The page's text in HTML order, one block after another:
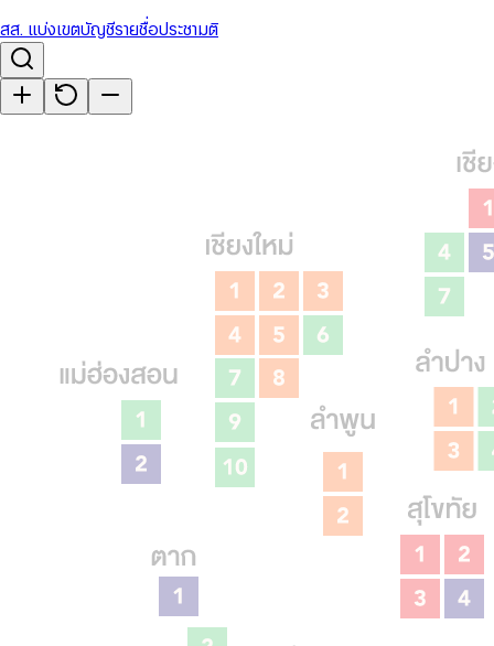
สส. แบ่งเขตบัญชีรายชื่อประชามติ